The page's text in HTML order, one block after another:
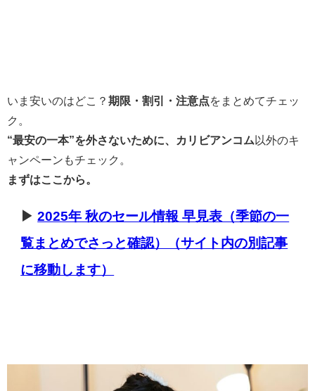
いま安いのはどこ？ 期限・割引・注意点をまとめてチェッ
ク。
“最安の一本”を外さないために、カリビアンコム 以外のキ
ャンペーンもチェック。
まずはここから。
▶2025年 秋のセール情報 早見表（季節の一
覧まとめでさっと確認）（サイト内の別記事
に移動します）